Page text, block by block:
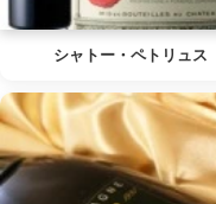
シャトー・ペトリュス